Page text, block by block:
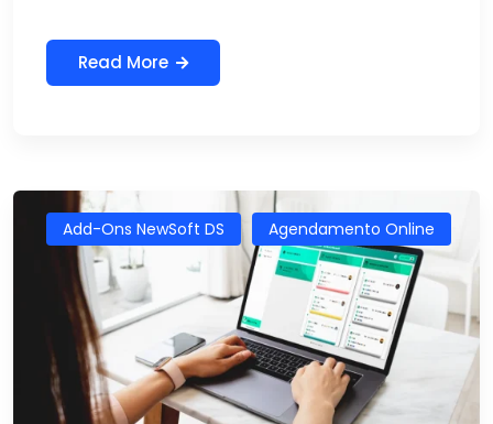
Read More
Add-Ons NewSoft DS Agendamento Online